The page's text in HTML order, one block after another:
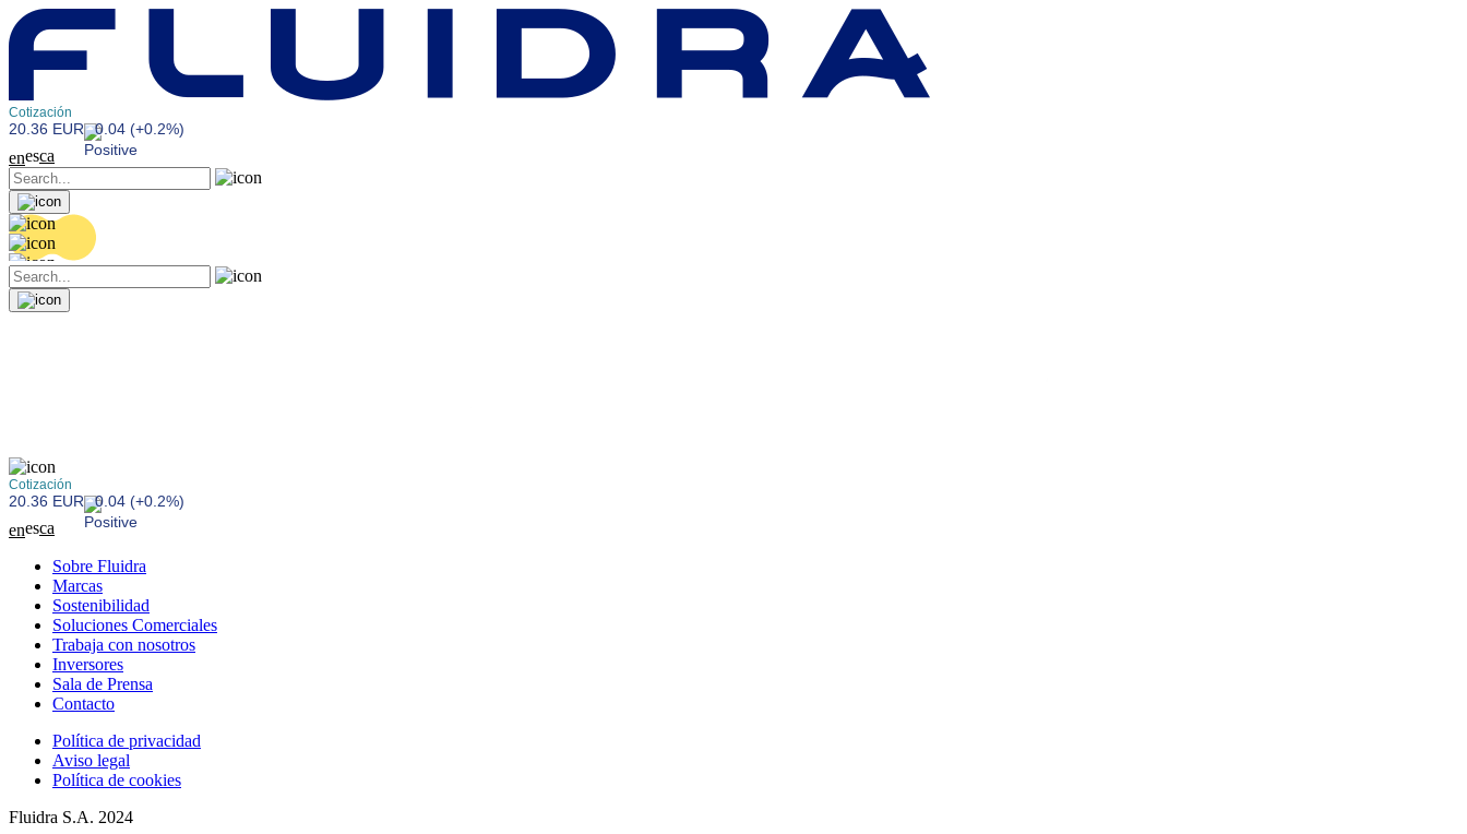
Cotización
20.36 EUR 0.04 (+0.2%)
enesca
Cotización
20.36 EUR 0.04 (+0.2%)
enesca
Sobre Fluidra
Marcas
Sostenibilidad
Soluciones Comerciales
Trabaja con nosotros
Inversores
Sala de Prensa
Contacto
Política de privacidad
Aviso legal
Política de cookies
Fluidra S.A. 2024